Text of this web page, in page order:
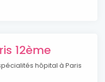
12ème
hôpital à Paris